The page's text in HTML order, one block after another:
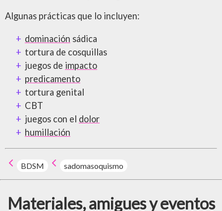
Algunas prácticas que lo incluyen:
dominación sádica
tortura de cosquillas
juegos de impacto
predicamento
tortura genital
CBT
juegos con el dolor
humillación
BDSM sadomasoquismo
Materiales, amigues y eventos